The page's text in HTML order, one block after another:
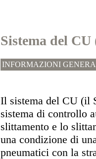
Sistema del
INFORMAZIONI
Il sistema del CU (il
sistema di controllo
slittamento e lo
una condizione di
pneumatici con la